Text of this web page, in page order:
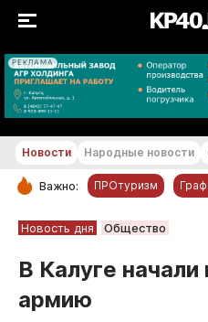
РЕКЛАМА
РУБРИКИ
Новости компаний
Статьи
Новости Народные новости
Важно: ПРОтуризм
Новость дня Общество
В Калуге начали
армию